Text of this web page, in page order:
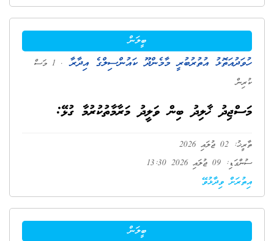
ބީލަން
ހުވަދުއަތޮޅު އުތުރުބުރީ މާމެންދޫ ކައުންސިލްގެ އިދާރާ
. 1 މަސް
ކުރިން
މަސްޖިދު ޚާލިދު ބިން ވަލީދު މަރާމާތުކުރުމާ ގުޅޭ:
ތާރީޚު: 02 ޖުލައި 2026
ސުންގަޑި: 09 ޖުލައި 2026 13:30
އިތުރަށް ވިދާޅުވޭ
ބީލަން